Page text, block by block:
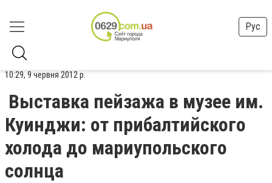
Рус
10:29, 9 червня 2012 р.
Выставка пейзажа в музее им.
Куинджи: от прибалтийского
холода до мариупольского
солнца